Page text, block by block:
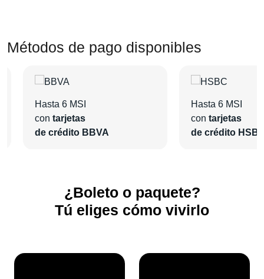
Métodos de pago disponibles
Hasta 6 MSI
con tarjetas
de crédito BBVA
Hasta 6 MSI
con tarjetas
de crédito
¿Boleto o paquete?
Tú eliges cómo vivirlo